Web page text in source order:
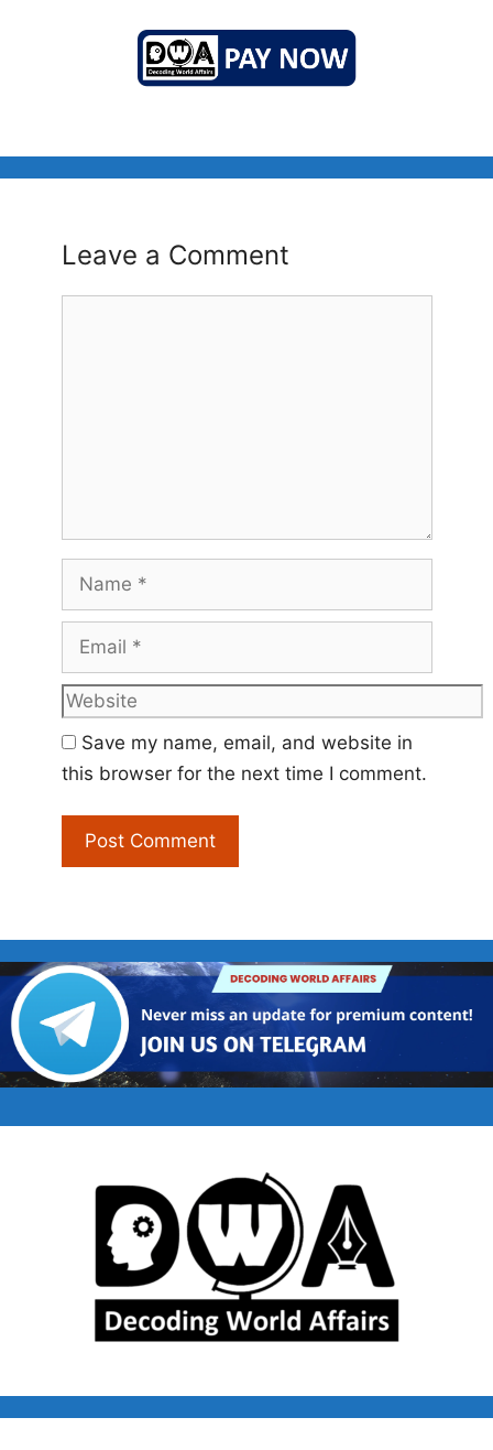
Leave a Comment
Website
Save my name, email, and website in
this browser for the next time I comment.